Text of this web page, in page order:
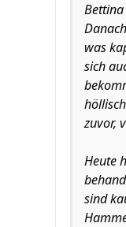
was
sich
zuvor,
Heute
sind